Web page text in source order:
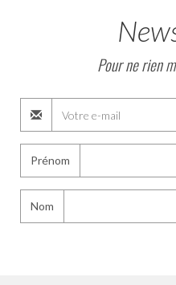
Pour ne rien
Prénom
Nom